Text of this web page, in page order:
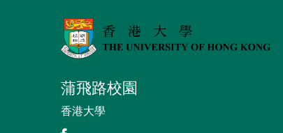
蒲飛路校園
香港大學